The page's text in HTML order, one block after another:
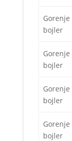
Gorenje
bojler
Gorenje
bojler
Gorenje
bojler
Gorenje
bojler